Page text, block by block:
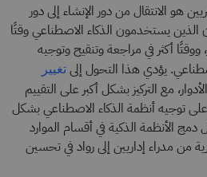
هو الانتقال من دور الإنشاء إلى دور
الذين يستخدمون الذكاء الاصطناعي وقتًا
أكثر في مراجعة وتنقيح وتوجيه
يؤدي هذا التحول إلى تغيير
مع التركيز بشكل أكبر على التقييم
على توجيه أنظمة الذكاء الاصطناعي بشكل
الأنظمة الذكية في أقسام الموارد
من مدراء إداريين إلى رواد في تحسين